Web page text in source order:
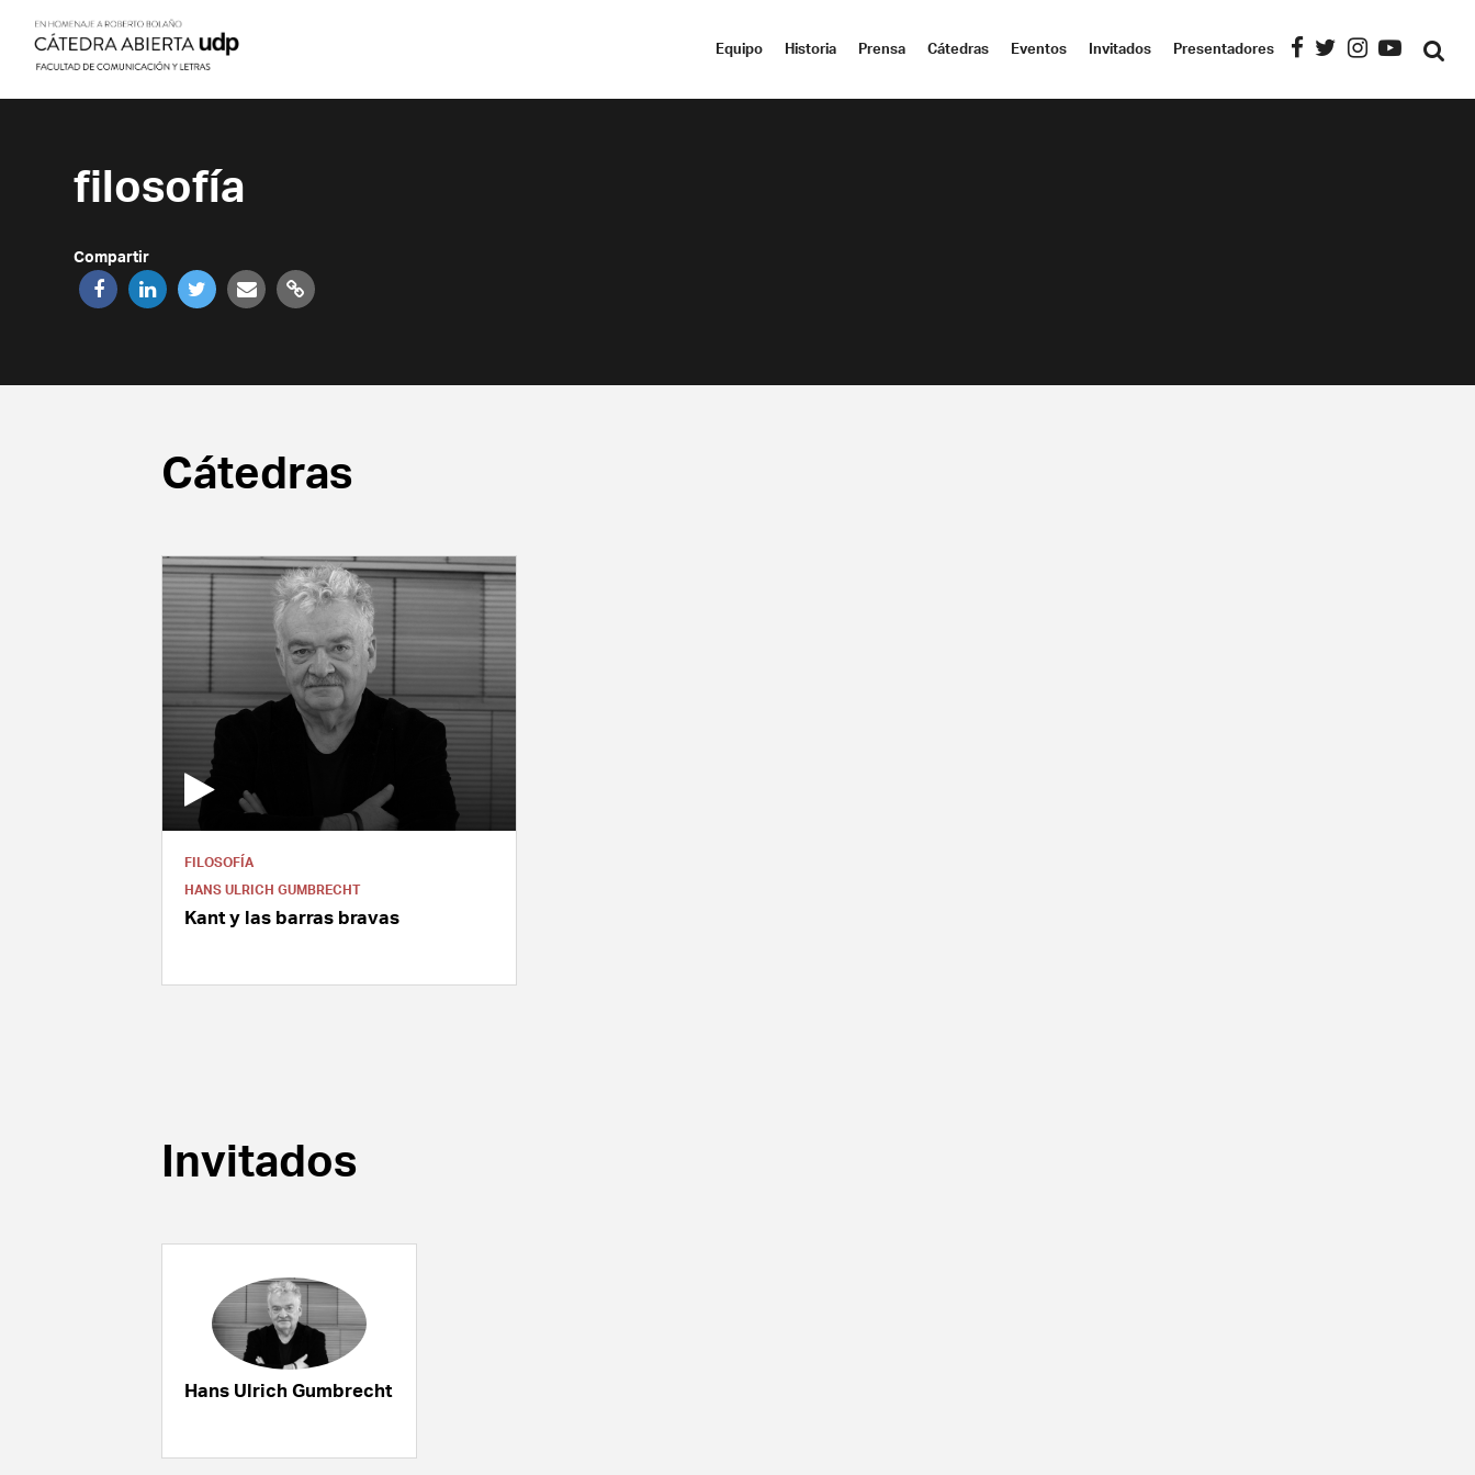
Equipo Historia Prensa Cátedras Eventos Invitados Presentadores
filosofía
Compartir
Cátedras
FILOSOFÍA
HANS ULRICH GUMBRECHT
Kant y las barras bravas
Invitados
Hans Ulrich Gumbrecht